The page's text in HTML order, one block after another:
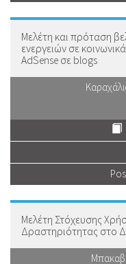
Μελέτη και πρόταση
ενεργειών σε
AdSense σε blogs
Μελέτη Στόχευσης
Δραστηριότητας στο